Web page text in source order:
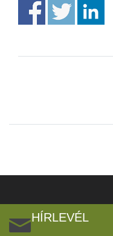
HÍRLEVÉL